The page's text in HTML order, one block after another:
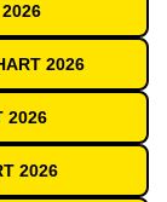
2026
2026
2026